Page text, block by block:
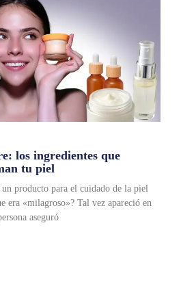
los ingredientes que
tu piel
producto para el cuidado de la piel
era «milagroso»? Tal vez apareció en
aseguró